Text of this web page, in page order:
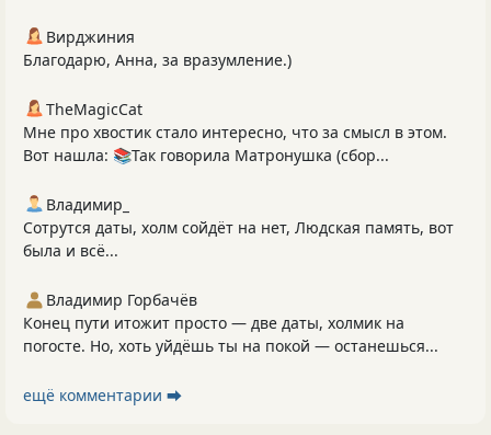
Вирджиния
Благодарю, Анна, за вразумление.)
TheMagicCat
Мне про хвостик стало интересно, что за смысл в этом.
Вот нашла: 📚Так говорила Матронушка (сбор...
Владимир_
Сотрутся даты, холм сойдёт на нет, Людская память, вот
была и всё...
Владимир Горбачёв
Конец пути итожит просто — две даты, холмик на
погосте. Но, хоть уйдёшь ты на покой — останешься...
ещё комментарии ⮕